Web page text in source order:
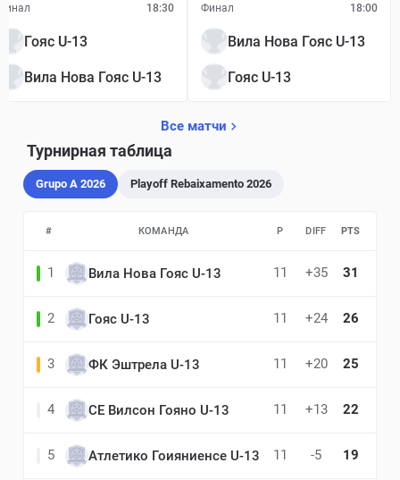
18:30
Гояс U-13
Вила Нова Гояс U-13
Финал 18:00
Вила Нова Гояс U-13
Гояс U-13
Все матчи
Турнирная таблица
Grupo A 2026 Playoff Rebaixamento 2026
# КОМАНДА P DIFF PTS
1 Вила Нова Гояс U-13 11 +35 31
2 Гояс U-13 11 +24 26
3 ФК Эштрела U-13 11 +20 25
4 СЕ Вилсон Гояно U-13 11 +13 22
5 Атлетико Гоияниенсе U-13 11 -5 19